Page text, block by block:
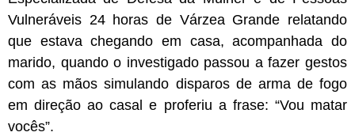
Vulneráveis 24 horas de Várzea Grande relatando
que estava chegando em casa, acompanhada do
marido, quando o investigado passou a fazer gestos
com as mãos simulando disparos de arma de fogo
em direção ao casal e proferiu a frase: “Vou matar
vocês”.